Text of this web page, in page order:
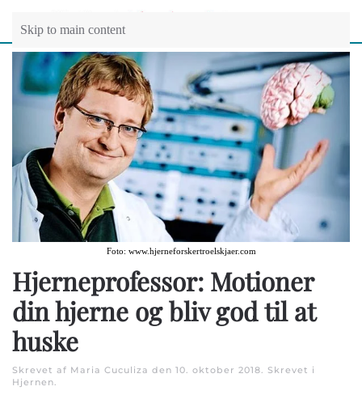
Skip to main content
Foto: www.hjerneforskertroelskjaer.com
Hjerneprofessor: Motioner
din hjerne og bliv god til at
huske
Skrevet af Maria Cuculiza den 10. oktober 2018. Skrevet i
Hjernen.